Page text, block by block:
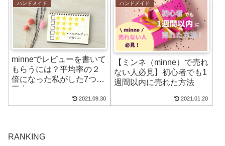
ハンドメイド
minneでレビューを書いて
もらうには？平均率の２
倍になった私がした7つの
工夫
2021.09.30
ハンドメイド
【ミンネ（minne）で売れ
ない人必見】初心者でも1
週間以内に売れた方法
2021.01.20
RANKING